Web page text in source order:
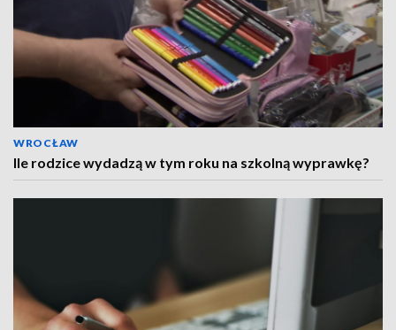
WROCŁAW
Ile rodzice wydadzą w tym roku na szkolną wyprawkę?